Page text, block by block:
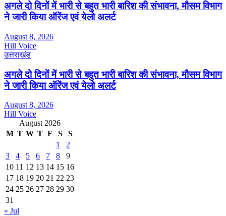
अगले दो दिनों में भारी से बहुत भारी बारिश की संभावना, मौसम विभाग
ने जारी किया ऑरेंज एवं येलो अलर्ट
August 8, 2026
Hill Voice
उत्तराखंड
अगले दो दिनों में भारी से बहुत भारी बारिश की संभावना, मौसम विभाग
ने जारी किया ऑरेंज एवं येलो अलर्ट
August 8, 2026
Hill Voice
August 2026
M T W T F S
S
1
2
3
4 5 6 7 8
9
10 11 12 13 14 15 16
17 18 19 20 21 22 23
24 25 26 27 28 29 30
31
« Jul